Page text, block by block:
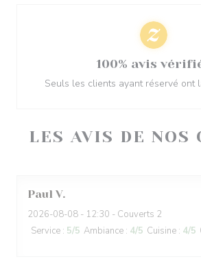
LES AVIS DE NOS
Paul V
2026-08-08 - 12:30 - Couverts 2
Service : 5/5 Ambiance : 4/5 Cuisine : 4/5
100% avis
Seuls les clients ayant réservé ont